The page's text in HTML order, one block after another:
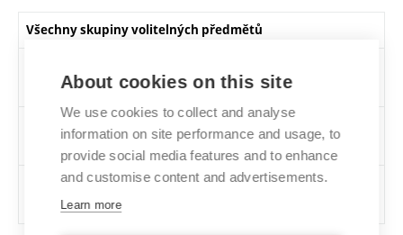
Všechny skupiny volitelných předmětů
předm.
vyučované v AJ
FEMS2
2RMAD-S
SODM
Předměty
vyučované v AJ
1 - 4 2FQCCA,2FQI,FEMS1
About cookies on this site
We use cookies to collect and analyse
information on site performance and usage, to
provide social media features and to enhance
and customise content and advertisements.
Learn more